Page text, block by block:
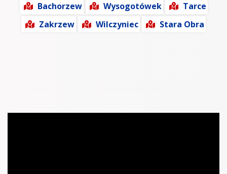
Bachorzew
Wysogotówek
Tarce
Zakrzew
Wilczyniec Stara Obra